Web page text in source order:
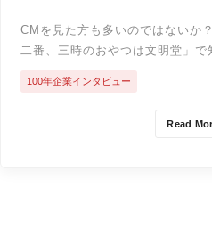
CMを見た方も多いのではないか
二番、三時のおやつは文明堂」
Read
100年企業インタビュー